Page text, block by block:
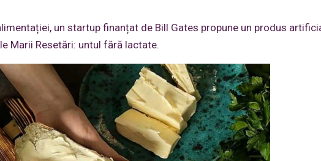
un startup finanțat de Bill Gates propune un produs
Marii Resetări: untul fără lactate.